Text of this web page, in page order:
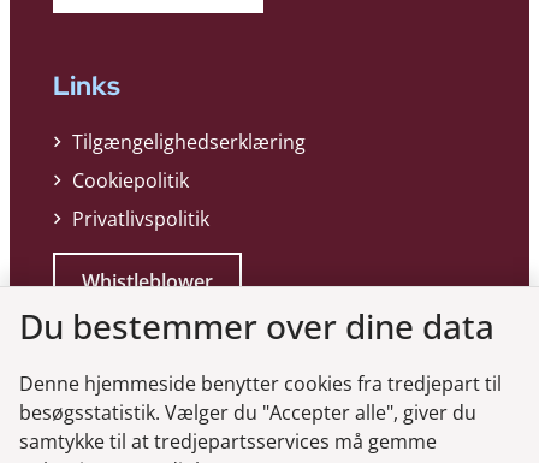
Links
Tilgængelighedserklæring
Cookiepolitik
Privatlivspolitik
Whistleblower
Du bestemmer over dine data
Denne hjemmeside benytter cookies fra tredjepart til
besøgsstatistik. Vælger du "Accepter alle", giver du
samtykke til at tredjepartsservices må gemme